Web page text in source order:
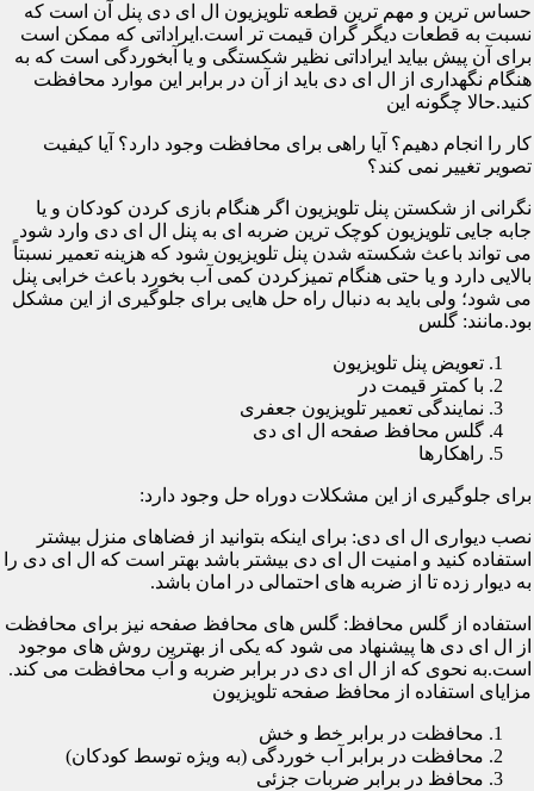
حساس ترین و مهم ترین قطعه تلویزیون ال ای دی پنل آن است که
نسبت به قطعات دیگر گران قیمت تر است.ایراداتی که ممکن است
برای آن پیش بیاید ایراداتی نظیر شکستگی و یا آبخوردگی است که به
هنگام نگهداری از ال ای دی باید از آن در برابر این موارد محافظت
کنید.حالا چگونه این
کار را انجام دهیم؟ آیا راهی برای محافظت وجود دارد؟ آیا کیفیت
تصویر تغییر نمی کند؟
نگرانی از شکستن پنل تلویزیون اگر هنگام بازی کردن کودکان و یا
جابه جایی تلویزیون کوچک ترین ضربه ای به پنل ال ای دی وارد شود
می تواند باعث شکسته شدن پنل تلویزیون شود که هزینه تعمیر نسبتاً
بالایی دارد و یا حتی هنگام تمیزکردن کمی آب بخورد باعث خرابی پنل
می شود؛ ولی باید به دنبال راه حل هایی برای جلوگیری از این مشکل
بود.مانند: گلس
تعویض پنل تلویزیون
با کمتر قیمت در
نمایندگی تعمیر تلویزیون جعفری
گلس محافظ صفحه ال ای دی
راهکارها
برای جلوگیری از این مشکلات دوراه حل وجود دارد:
نصب دیواری ال ای دی: برای اینکه بتوانید از فضاهای منزل بیشتر
استفاده کنید و امنیت ال ای دی بیشتر باشد بهتر است که ال ای دی را
به دیوار زده تا از ضربه های احتمالی در امان باشد.
استفاده از گلس محافظ: گلس های محافظ صفحه نیز برای محافظت
از ال ای دی ها پیشنهاد می شود که یکی از بهترین روش های موجود
است.به نحوی که از ال ای دی در برابر ضربه و آب محافظت می کند.
مزایای استفاده از محافظ صفحه تلویزیون
محافظت در برابر خط و خش
محافظت در برابر آب خوردگی (به ویژه توسط کودکان)
محافظ در برابر ضربات جزئی